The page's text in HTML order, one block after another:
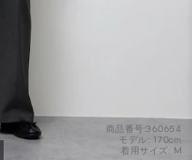
商品番号:360654
モデル: 170cm
着用サイズ: M